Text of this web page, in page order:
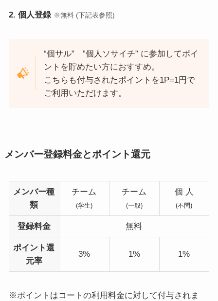
2. 個人登録 ※無料 (下記表参照)
“個サル” ”個人ソサイチ” に参加してポイ
ントを貯めたい方におすすめ。
こちらも付与されたポイントを1P=1円で
ご利用いただけます。
メンバー登録料金とポイント還元
メンバー種
類
チーム
(学生)
チーム
(一般)
個 人
(不問)
登録料金 無料
ポイント還
元率
3% 1% 1%
※ポイントはコートの利用料金に対して付与されま